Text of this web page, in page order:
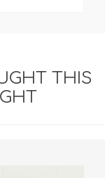
THIS